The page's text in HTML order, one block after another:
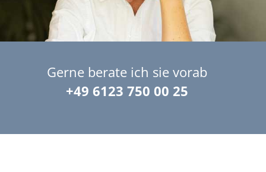
Gerne berate ich sie vorab
+49 6123 750 00 25